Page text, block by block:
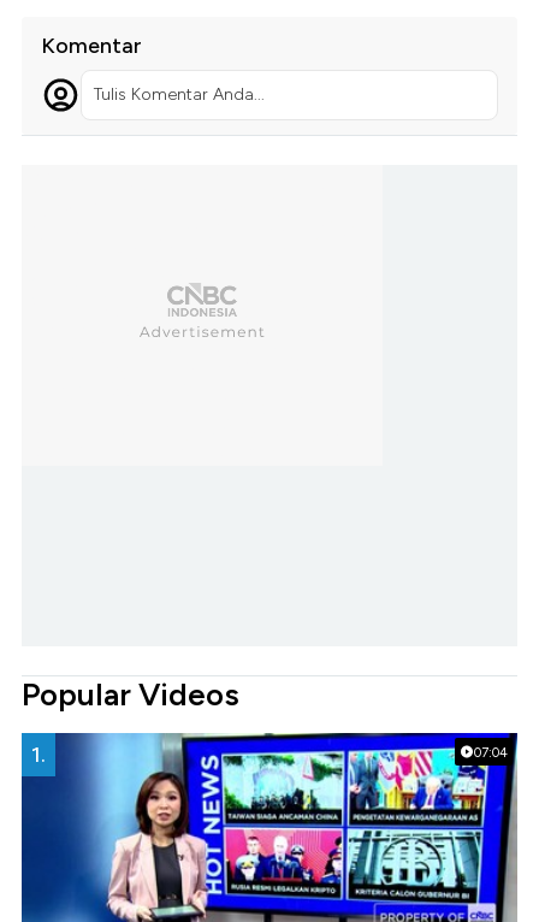
Komentar
Tulis Komentar Anda...
Popular Videos
07:04
1.